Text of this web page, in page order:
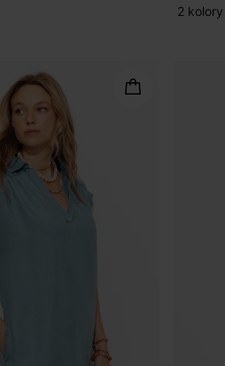
2 kolory